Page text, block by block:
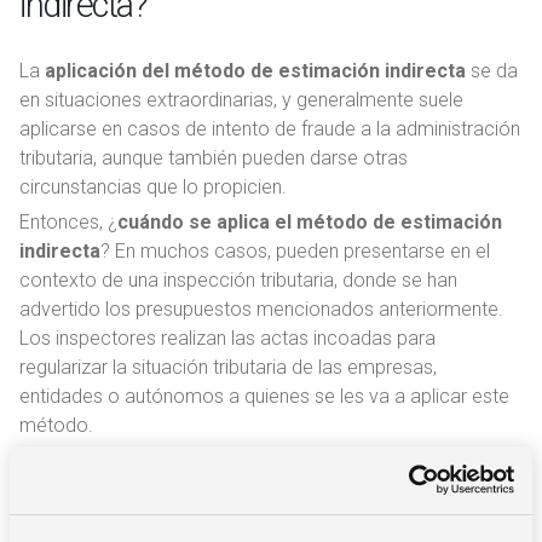
La aplicación del método de estimación indirecta se da
en situaciones extraordinarias, y generalmente suele
aplicarse en casos de intento de fraude a la administración
tributaria, aunque también pueden darse otras
circunstancias que lo propicien.
Entonces, ¿ cuándo se aplica el método de estimación
indirecta? En muchos casos, pueden presentarse en el
contexto de una inspección tributaria, donde se han
advertido los presupuestos mencionados anteriormente.
Los inspectores realizan las actas incoadas para
regularizar la situación tributaria de las empresas,
entidades o autónomos a quienes se les va a aplicar este
método.
En dicho informe, se reflejan las causas de la aplicación del
método de estimación indirecta, la situación contable y los
registros del obligado tributario, la justificación de los